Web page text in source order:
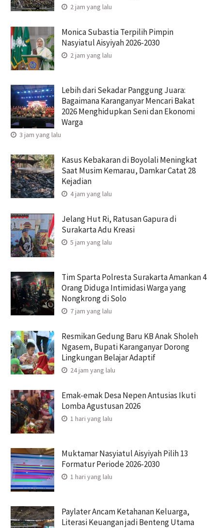
2 jam yang lalu
Monica Subastia Terpilih Pimpin
Nasyiatul Aisyiyah 2026-2030
2 jam yang lalu
Lebih dari Sekadar Panggung Juara:
Bagaimana Karanganyar Mencari Bakat
2026 Menghidupkan Seni dan Ekonomi
Warga
3 jam yang lalu
Kasus Kebakaran di Boyolali Meningkat
Saat Musim Kemarau, Damkar Catat 28
Kejadian
4 jam yang lalu
Jelang Hut Ri, Ratusan Gapura di
Surakarta Adu Kreasi
5 jam yang lalu
Tim Sparta Polresta Surakarta Amankan 4
Orang Diduga Intimidasi Warga yang
Nongkrong di Solo
7 jam yang lalu
Resmikan Gedung Baru KB Anak Sholeh
Ngasem, Bupati Karanganyar Dorong
Lingkungan Belajar Adaptif
24 jam yang lalu
Emak-emak Desa Nepen Antusias Ikuti
Lomba Agustusan 2026
1 hari yang lalu
Muktamar Nasyiatul Aisyiyah Pilih 13
Formatur Periode 2026-2030
1 hari yang lalu
Paylater Ancam Ketahanan Keluarga,
Literasi Keuangan jadi Benteng Utama